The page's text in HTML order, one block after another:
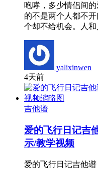
咆哮，多少情侣间
的不是两个人都不
个却不给机会。人
yalixinwen
4天前
吉他谱
爱的飞行日记吉
示/教学视频
爱的飞行日记吉他